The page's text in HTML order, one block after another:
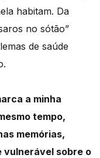
habitam. Da
no sótão”
de saúde
a minha
tempo,
memórias,
vulnerável sobre o